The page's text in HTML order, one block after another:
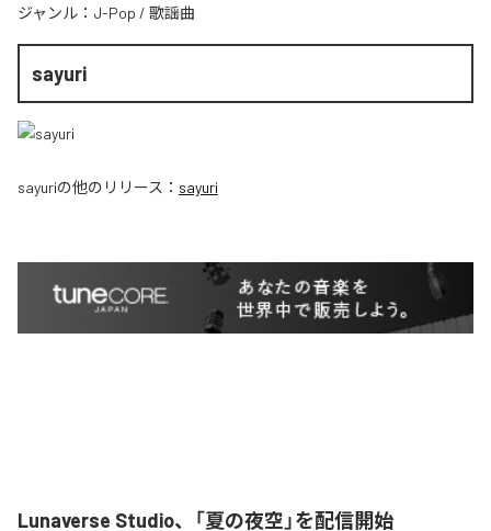
ジャンル： J-Pop / 歌謡曲
sayuri
sayuriの他のリリース： sayuri
Lunaverse Studio、「夏の夜空」を配信開始